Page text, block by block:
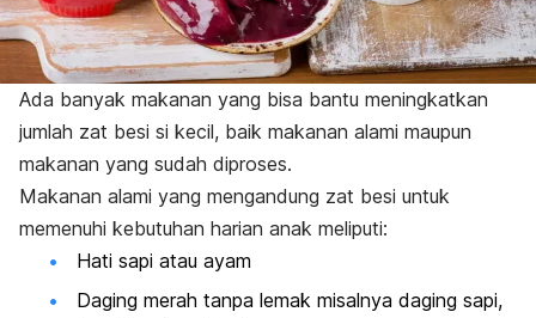
Ada banyak makanan yang bisa bantu meningkatkan
jumlah zat besi si kecil, baik makanan alami maupun
makanan yang sudah diproses.
Makanan alami yang mengandung zat besi untuk
memenuhi kebutuhan harian anak meliputi:
Hati sapi atau ayam
Daging merah tanpa lemak misalnya daging sapi,